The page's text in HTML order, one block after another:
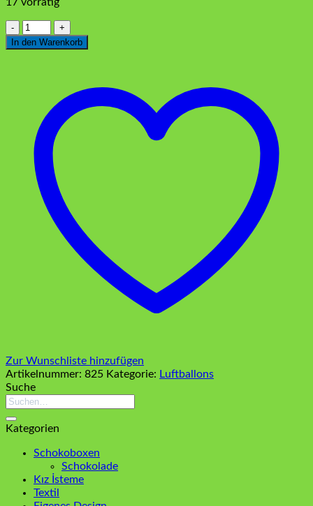
Metallic
Ballons
Gelb
In den Warenkorb
Zur Wunschliste hinzufügen
Artikelnummer: 825 Kategorie: Luftballons
Suche
Suchen
Kategorien
Schokoboxen
Schokolade
Kız İsteme
Textil